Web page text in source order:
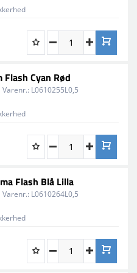
400
Chroma Flash.
710):
(MC081).
Scotch-Brite.
HS COLOR
MACROFAN HS COLOR
7777711 og
Flash i en "vådt-i-vådt"
Cyan Rød
Varenr.: L0610255L0,5
Flash Blå Lilla
Varenr.: L0610264L0,5